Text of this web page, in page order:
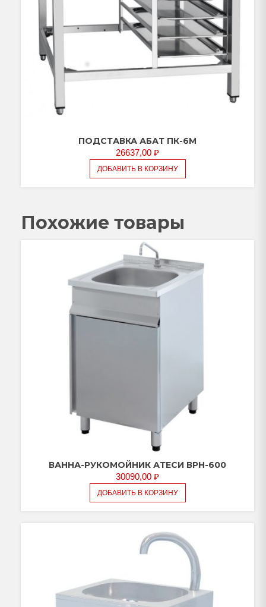
ПОДСТАВКА АБАТ ПК-6М
26637,00 ₽
ДОБАВИТЬ В КОРЗИНУ
Похожие товары
ВАННА-РУКОМОЙНИК АТЕСИ ВРН-600
30090,00 ₽
ДОБАВИТЬ В КОРЗИНУ